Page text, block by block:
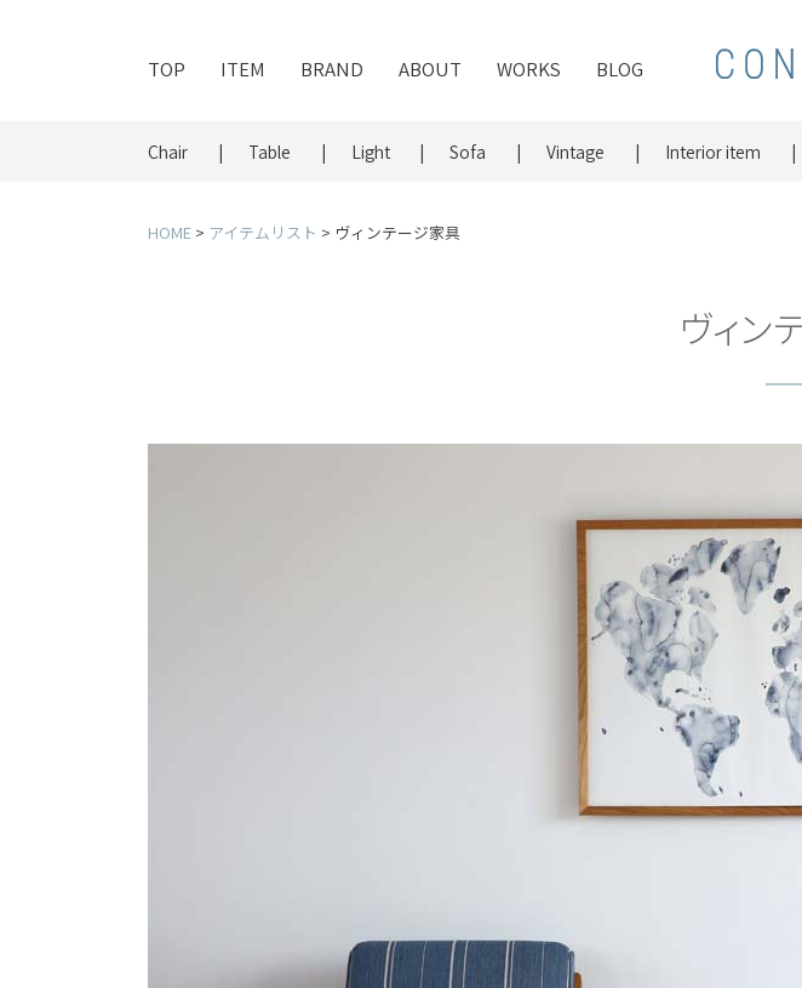
TOP ITEM BRAND ABOUT WORKS BLOG
Chair Table Light Sofa Vintage Interior item
HOME アイテムリスト ヴィンテージ家具
ヴィン